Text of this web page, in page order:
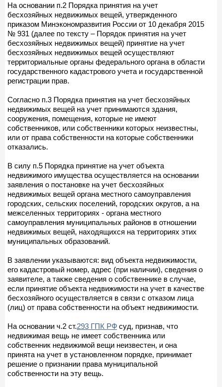
На основании п.2 Порядка принятия на учет
бесхозяйных недвижимых вещей, утвержденного
приказом Минэкономразвития России от 10 декабря 2015
№ 931 (далее по тексту – Порядок принятия на учет
бесхозяйных недвижимых вещей) принятие на учет
бесхозяйных недвижимых вещей осуществляют
территориальные органы федерального органа в области
государственного кадастрового учета и государственной
регистрации прав.
Согласно п.3 Порядка принятия на учет бесхозяйных
недвижимых вещей на учет принимаются здания,
сооружения, помещения, которые не имеют
собственников, или собственники которых неизвестны,
или от права собственности на которые собственники
отказались.
В силу п.5 Порядка принятие на учет объекта
недвижимого имущества осуществляется на основании
заявления о постановке на учет бесхозяйных
недвижимых вещей органа местного самоуправления
городских, сельских поселений, городских округов, а на
межселенных территориях - органа местного
самоуправления муниципальных районов в отношении
недвижимых вещей, находящихся на территориях этих
муниципальных образований.
В заявлении указываются: вид объекта недвижимости,
его кадастровый номер, адрес (при наличии), сведения о
заявителе, а также сведения о собственнике в случае,
если принятие объекта недвижимости на учет в качестве
бесхозяйного осуществляется в связи с отказом лица
(лиц) от права собственности на объект недвижимости.
На основании ч.2 ст.293 ГПК РФ суд, признав, что
недвижимая вещь не имеет собственника или
собственник недвижимой вещи неизвестен, и она
принята на учет в установленном порядке, принимает
решение о признании права муниципальной
собственности на эту вещь.